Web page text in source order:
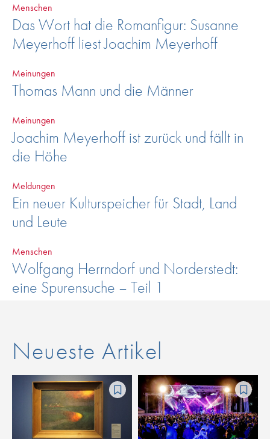
Menschen
Das Wort hat die Romanfigur: Susanne
Meyerhoff liest Joachim Meyerhoff
Meinungen
Thomas Mann und die Männer
Meinungen
Joachim Meyerhoff ist zurück und fällt in
die Höhe
Meldungen
Ein neuer Kulturspeicher für Stadt, Land
und Leute
Menschen
Wolfgang Herrndorf und Norderstedt:
eine Spurensuche – Teil 1
Neueste Artikel